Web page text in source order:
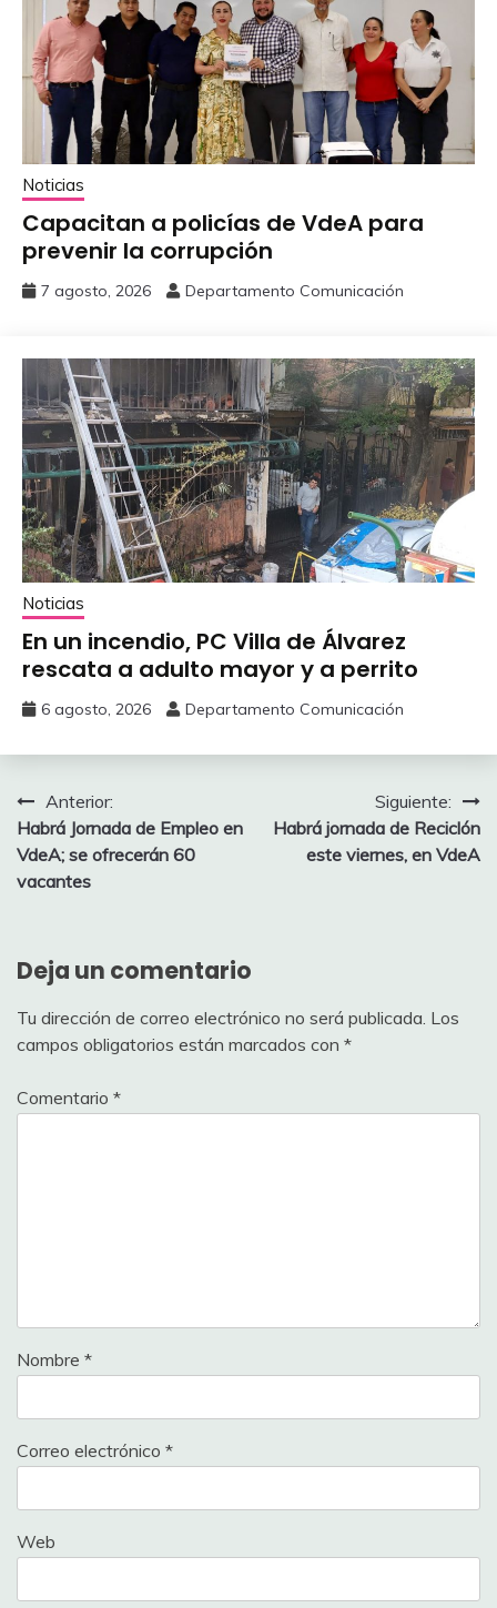
Noticias
Capacitan a policías de VdeA ‎para
prevenir la corrupción
7 agosto, 2026 Departamento Comunicación
Noticias
En un incendio, PC Villa de Álvarez
‎rescata a adulto mayor y a perrito
6 agosto, 2026 Departamento Comunicación
Navegación
de
entradas
Anterior:
Habrá Jornada de Empleo en
VdeA; se ofrecerán 60
vacantes
Siguiente:
‎Habrá jornada de Reciclón
‎este viernes, en VdeA
Deja un comentario
Tu dirección de correo electrónico no será publicada. Los
campos obligatorios están marcados con *
Comentario *
Nombre *
Correo electrónico *
Web